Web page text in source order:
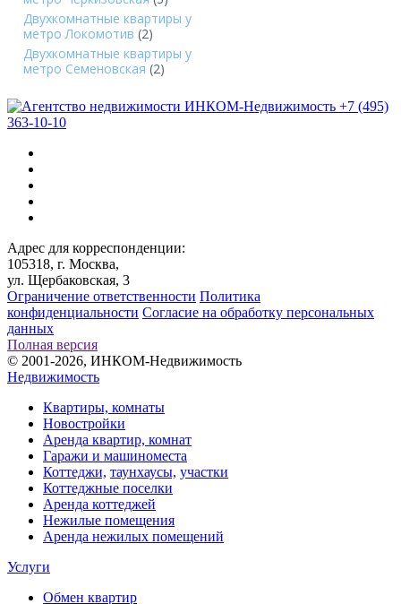
Двухкомнатные квартиры у
метро Локомотив (2)
Двухкомнатные квартиры у
метро Семеновская (2)
+7 (495)
363-10-10
Адрес для корреспонденции:
105318, г. Москва,
ул. Щербаковская, 3
Ограничение ответственности Политика
конфиденциальности Согласие на обработку персональных
данных
Полная версия
© 2001-2026, ИНКОМ-Недвижимость
Недвижимость
Квартиры, комнаты
Новостройки
Аренда квартир, комнат
Гаражи и машиноместа
Коттеджи, таунхаусы, участки
Коттеджные поселки
Аренда коттеджей
Нежилые помещения
Аренда нежилых помещений
Услуги
Обмен квартир